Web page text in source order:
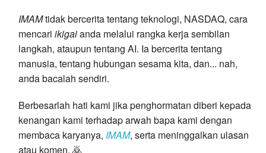
IMAMtidak bercerita tentang teknologi, NASDAQ, cara
mencari ikigaianda melalui rangka kerja sembilan
langkah, ataupun tentang AI. Ia bercerita tentang
manusia, tentang hubungan sesama kita, dan... nah,
anda bacalah sendiri.
Berbesarlah hati kami jika penghormatan diberi kepada
kenangan kami terhadap arwah bapa kami dengan
membaca karyanya, IMAM, serta meninggalkan ulasan
atau komen. 🙇